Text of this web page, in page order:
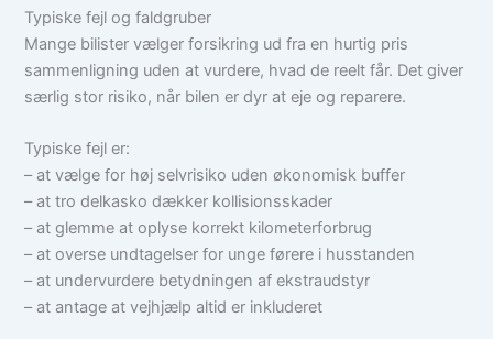
Typiske fejl og faldgruber
Mange bilister vælger forsikring ud fra en hurtig pris
sammenligning uden at vurdere, hvad de reelt får. Det giver
særlig stor risiko, når bilen er dyr at eje og reparere.
Typiske fejl er:
– at vælge for høj selvrisiko uden økonomisk buffer
– at tro delkasko dækker kollisionsskader
– at glemme at oplyse korrekt kilometerforbrug
– at overse undtagelser for unge førere i husstanden
– at undervurdere betydningen af ekstraudstyr
– at antage at vejhjælp altid er inkluderet